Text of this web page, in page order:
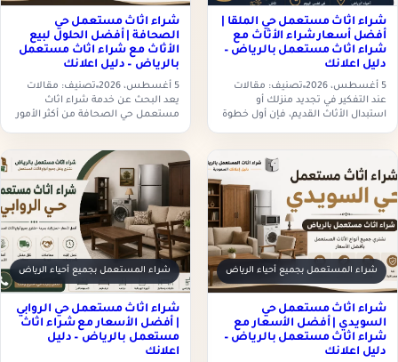
شراء اثاث مستعمل حي الملقا |
أفضل أسعار شراء الأثاث مع
شراء اثاث مستعمل بالرياض –
دليل اعلانك
5 أغسطس، 2026
تصنيف: مقالات
عند التفكير في تجديد منزلك أو
استبدال الأثاث القديم، فإن أول خطوة
شراء اثاث مستعمل حي
الصحافة | أفضل الحلول لبيع
الأثاث مع شراء اثاث مستعمل
بالرياض – دليل اعلانك
5 أغسطس، 2026
تصنيف: مقالات
يعد البحث عن خدمة شراء اثاث
مستعمل حي الصحافة من أكثر الأمور
شراء المستعمل بجميع أحياء الرياض
شراء اثاث مستعمل حي
السويدي | أفضل الأسعار مع
شراء اثاث مستعمل بالرياض –
دليل اعلانك
شراء المستعمل بجميع أحياء الرياض
شراء اثاث مستعمل حي الروابي
| أفضل الأسعار مع شراء اثاث
مستعمل بالرياض – دليل
اعلانك